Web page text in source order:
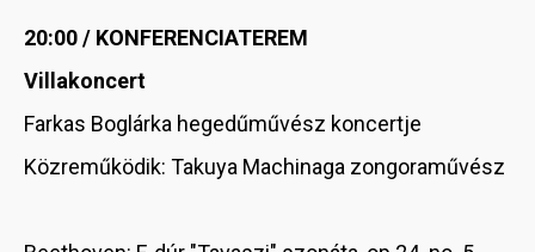
20:00 / KONFERENCIATEREM
Villakoncert
Farkas Boglárka hegedűművész koncertje
Közreműködik: Takuya Machinaga zongoraművész